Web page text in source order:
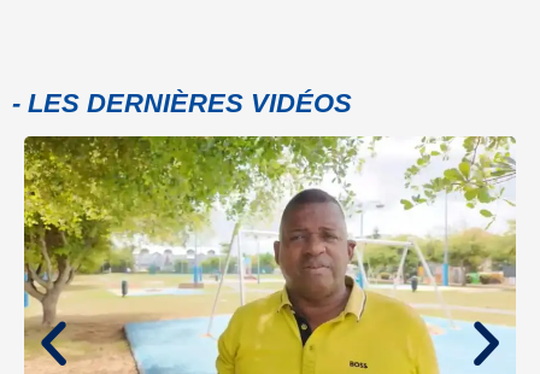
- LES DERNIÈRES VIDÉOS